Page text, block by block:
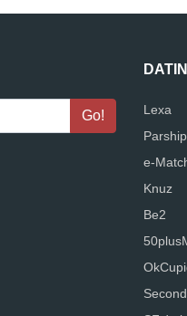
Lexa
Parship
e-
Knuz
Be2